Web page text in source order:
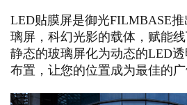
LED贴膜屏是御光FILMBASE推
璃屏，科幻光影的载体，赋能
静态的玻璃屏化为动态的LED
布置，让您的位置成为最佳的广